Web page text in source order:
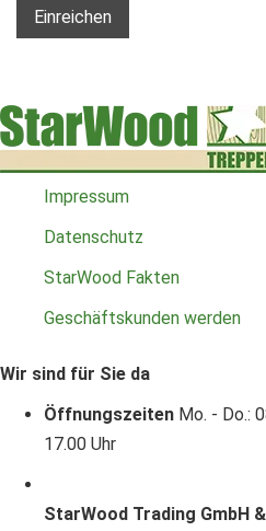
Einreichen
Impressum
Datenschutz
StarWood Fakten
Geschäftskunden werden
Wir sind für Sie da
Öffnungszeiten Mo. - Do.:
17.00 Uhr
StarWood Trading GmbH